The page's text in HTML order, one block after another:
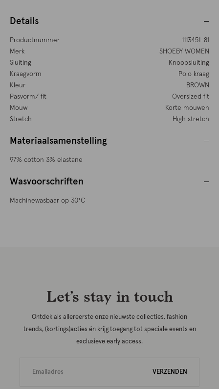
Details
Productnummer
1113451-81
Merk
SHOEBY WOMEN
Sluiting
Knoopsluiting
Kraagvorm
Polo kraag
Kleur
BROWN
Pasvorm/ fit
Oversized fit
Mouw
Korte mouwen
Stretch
High stretch
Materiaalsamenstelling
97% cotton 3% elastane
Wasvoorschriften
Machinewasbaar op 30°C
Let’s stay in touch
Ontdek als allereerste onze nieuwste collecties, fashion
trends, (kortings)acties én krijg toegang tot speciale events en
exclusieve early access.
VERZENDEN